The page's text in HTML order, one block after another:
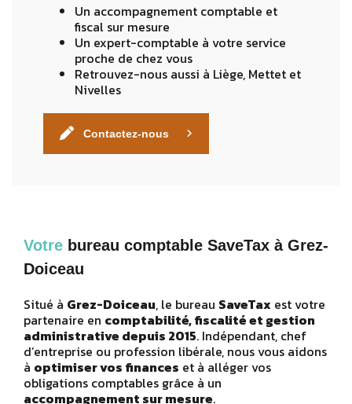
Un accompagnement comptable et
fiscal sur mesure
Un expert-comptable à votre service
proche de chez vous
Retrouvez-nous aussi à Liège, Mettet et
Nivelles
Contactez-nous
Votre bureau comptable SaveTax à Grez-
Doiceau
Situé à Grez-Doiceau, le bureau SaveTax est votre
partenaire en comptabilité, fiscalité et gestion
administrative depuis 2015. Indépendant, chef
d’entreprise ou profession libérale, nous vous aidons
à optimiser vos finances et à alléger vos
obligations comptables grâce à un
accompagnement sur mesure.